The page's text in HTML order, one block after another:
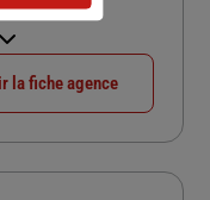
la fiche agence